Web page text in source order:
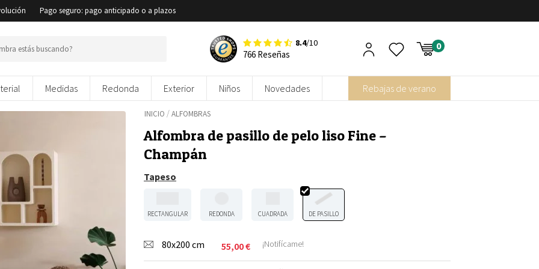
Pago seguro: pago anticipado o a plazos
8.4/10
766 Reseñas
Medidas Redonda Exterior Niños Novedades Rebajas de verano
INICIO /ALFOMBRAS
Alfombra de pasillo de pelo liso Fine –
Champán
Tapeso
RECTANGULAR REDONDA CUADRADA DE PASILLO
80x200 cm 55,00€ ¡Notifícame!